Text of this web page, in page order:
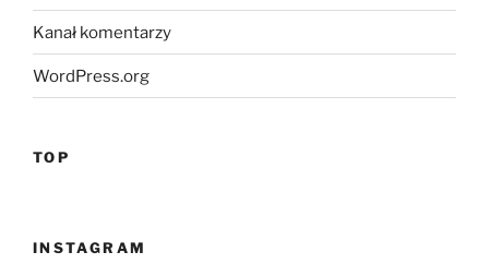
Kanał komentarzy
WordPress.org
TOP
INSTAGRAM